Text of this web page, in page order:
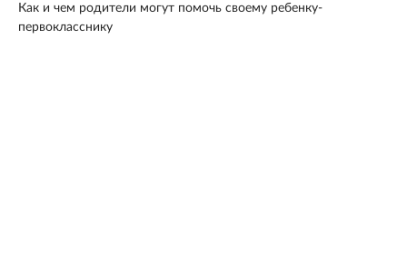
Как и чем родители могут помочь своему ребенку-
первокласснику